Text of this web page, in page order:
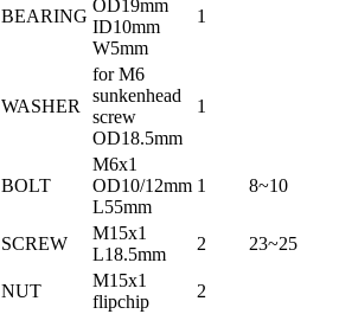
BEARING
OD19mm
ID10mm
W5mm
1
WASHER
for M6
sunkenhead
screw
OD18.5mm
1
BOLT
M6x1
OD10/12mm
L55mm
1 8~10
SCREW
M15x1
L18.5mm
2 23~25
NUT
M15x1
flipchip
2